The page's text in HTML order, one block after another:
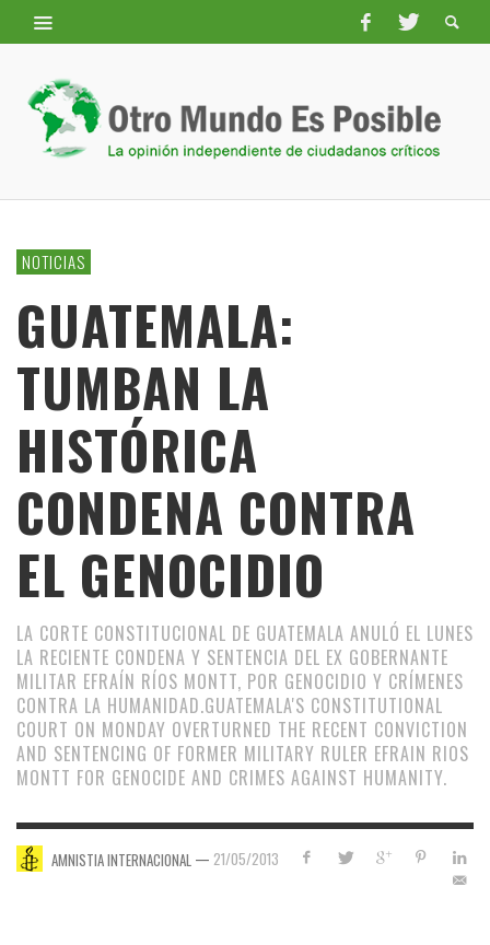
NOTICIAS
GUATEMALA:
TUMBAN LA
HISTÓRICA
CONDENA CONTRA
EL GENOCIDIO
LA CORTE CONSTITUCIONAL DE GUATEMALA ANULÓ EL LUNES
LA RECIENTE CONDENA Y SENTENCIA DEL EX GOBERNANTE
MILITAR EFRAÍN RÍOS MONTT, POR GENOCIDIO Y CRÍMENES
CONTRA LA HUMANIDAD.GUATEMALA'S CONSTITUTIONAL
COURT ON MONDAY OVERTURNED THE RECENT CONVICTION
AND SENTENCING OF FORMER MILITARY RULER EFRAIN RIOS
MONTT FOR GENOCIDE AND CRIMES AGAINST HUMANITY.
AMNISTIA INTERNACIONAL — 21/05/2013